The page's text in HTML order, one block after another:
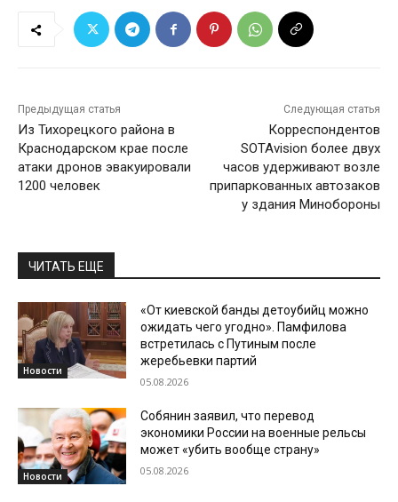
Предыдущая статья
Из Тихорецкого района в
Краснодарском крае после
атаки дронов эвакуировали
1200 человек
Следующая статья
Корреспондентов
SOTAvision более двух
часов удерживают возле
припаркованных автозаков
у здания Минобороны
ЧИТАТЬ ЕЩЕ
Новости
«От киевской банды детоубийц можно
ожидать чего угодно». Памфилова
встретилась с Путиным после
жеребьевки партий
05.08.2026
Новости
Собянин заявил, что перевод
экономики России на военные рельсы
может «убить вообще страну»
05.08.2026